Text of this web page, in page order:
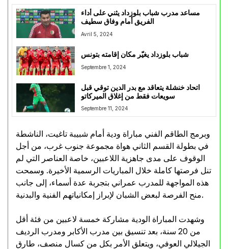
مساعد مدرب شباب بلوزداد يثني على أداء
الفريق أمام وفاق سطيف
Avril 5, 2024
شباب بلوزداد يغيّر مكان إقامته بتونس
Septembre 1, 2024
اتحاد خنشلة يتعاقد مع بدر الدين توقي قبل
سويعات فقط من إغلاق الميركاتو
Septembre 11, 2024
وبرمج الطاقم الفني مباراة ودية أمام شبيبة تاغيت، الناشطة
في بطولة القسم الثاني هواة مجموعة جنوب غرب، من أجل
الوقوف على مدى جاهزية اللاعبين، خاصة العناصر التي لم
تنل فرصتها كاملة خلال المباريات الرسمية الأخيرة. وسمحت
هذه المواجهة للمدرب عمراني بتجربة عدة أسماء، إلى جانب
منح الفرصة لبعض الشبان لإبراز إمكانياتهم الفنية والبدنية.
وشهدت المباراة الودية مشاركة خمسة لاعبين من فئة أقل
من 20 سنة، بعد تنسيق بين مدرب الأكابر ومدرب الرديف
الجيلالي العوفي، ويتعلق الأمر بكل من كسال منصف، طارق